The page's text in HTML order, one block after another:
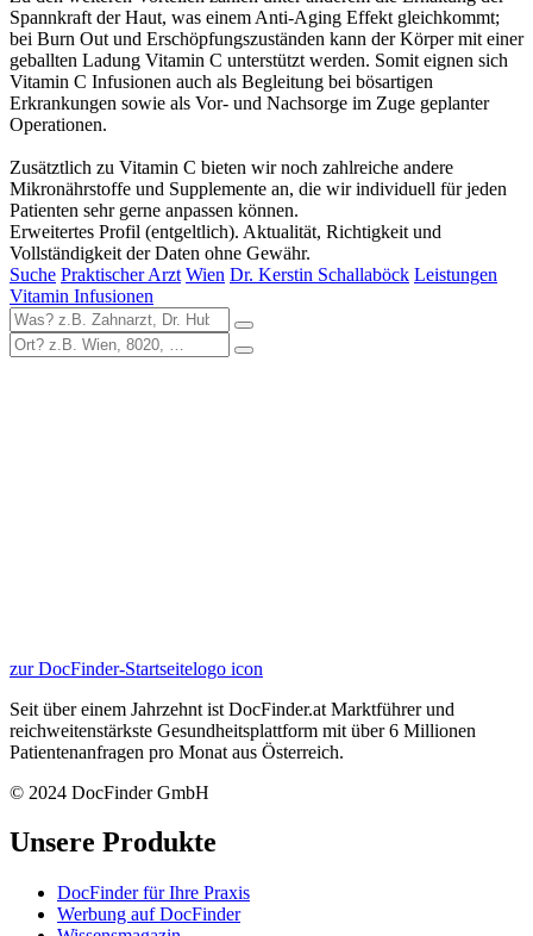
Spannkraft der Haut, was einem Anti-Aging Effekt gleichkommt;
bei Burn Out und Erschöpfungszuständen kann der Körper mit einer
geballten Ladung Vitamin C unterstützt werden. Somit eignen sich
Vitamin C Infusionen auch als Begleitung bei bösartigen
Erkrankungen sowie als Vor- und Nachsorge im Zuge geplanter
Operationen.
Zusätztlich zu Vitamin C bieten wir noch zahlreiche andere
Mikronährstoffe und Supplemente an, die wir individuell für jeden
Patienten sehr gerne anpassen können.
Erweitertes Profil (entgeltlich). Aktualität, Richtigkeit und
Vollständigkeit der Daten ohne Gewähr.
Suche Praktischer Arzt Wien Dr. Kerstin Schallaböck Leistungen
Vitamin Infusionen
zur DocFinder-Startseitelogo icon
Seit über einem Jahrzehnt ist DocFinder.at Marktführer und
reichweitenstärkste Gesundheitsplattform mit über 6 Millionen
Patientenanfragen pro Monat aus Österreich.
© 2024 DocFinder GmbH
Unsere Produkte
DocFinder für Ihre Praxis
Werbung auf DocFinder